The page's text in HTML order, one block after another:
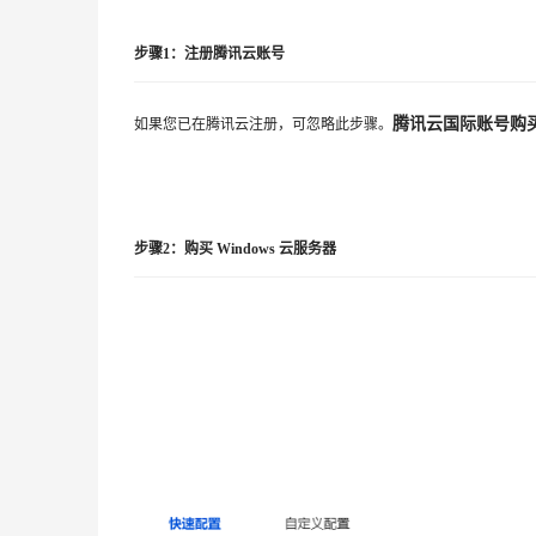
步骤1：注册腾讯云账号
如果您已在腾讯云注册，可忽略此步骤。 腾讯云国际账号购
步骤2：购买 Windows 云服务器